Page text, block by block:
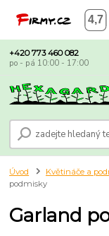
+420 773 460 082
po - pá 10:00 - 17:00
Úvod Květináče a
podmisky
Garland